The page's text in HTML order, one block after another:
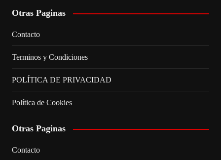
Otras Paginas
Contacto
Terminos y Condiciones
POLÍTICA DE PRIVACIDAD
Política de Cookies
Otras Paginas
Contacto